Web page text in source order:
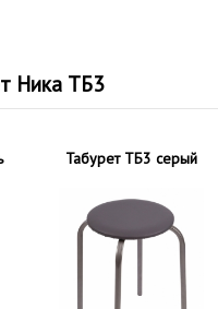
Ника ТБ3
Табурет ТБ3 серый